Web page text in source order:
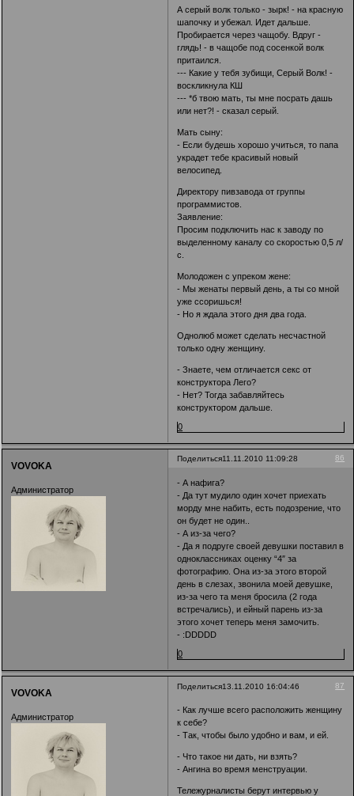
А серый волк только - зырк! - на красную
шапочку и убежал. Идет дальше.
Пробирается через чащобу. Вдруг -
глядь! - в чащобе под сосенкой волк
притаился.
--- Какие у тебя зубищи, Серый Волк! -
воскликнула КШ
--- *б твою мать, ты мне посрать дашь
или нет?! - сказал серый.
Мать сыну:
- Если будешь хорошо учиться, то папа
украдет тебе красивый новый
велосипед.
Директору пивзавода от группы
программистов.
Заявление:
Просим подключить нас к заводу по
выделенному каналу со скоростью 0,5 л/
с.
Молодожен с упреком жене:
- Мы женаты первый день, а ты со мной
уже ссоришься!
- Но я ждала этого дня два года.
Однолюб может сделать несчастной
только одну женщину.
- Знаете, чем отличается секс от
конструктора Лего?
- Нет? Тогда забавляйтесь
конструктором дальше.
0
Поделиться 86
11.11.2010 11:09:28
VOVOKA
Администратор
- А нафига?
- Да тут мудило один хочет приехать
морду мне набить, есть подозрение, что
он будет не один..
- А из-за чего?
- Да я подруге своей девушки поставил в
одноклассниках оценку “4″ за
фотографию. Она из-за этого второй
день в слезах, звонила моей девушке,
из-за чего та меня бросила (2 года
встречались), и ейный парень из-за
этого хочет теперь меня замочить.
- :DDDDD
0
Поделиться 87
13.11.2010 16:04:46
VOVOKA
Администратор
- Как лучше всего расположить женщину
к себе?
- Так, чтобы было удобно и вам, и ей.
- Что такое ни дать, ни взять?
- Ангина во время менструации.
Тележурналисты берут интервью у